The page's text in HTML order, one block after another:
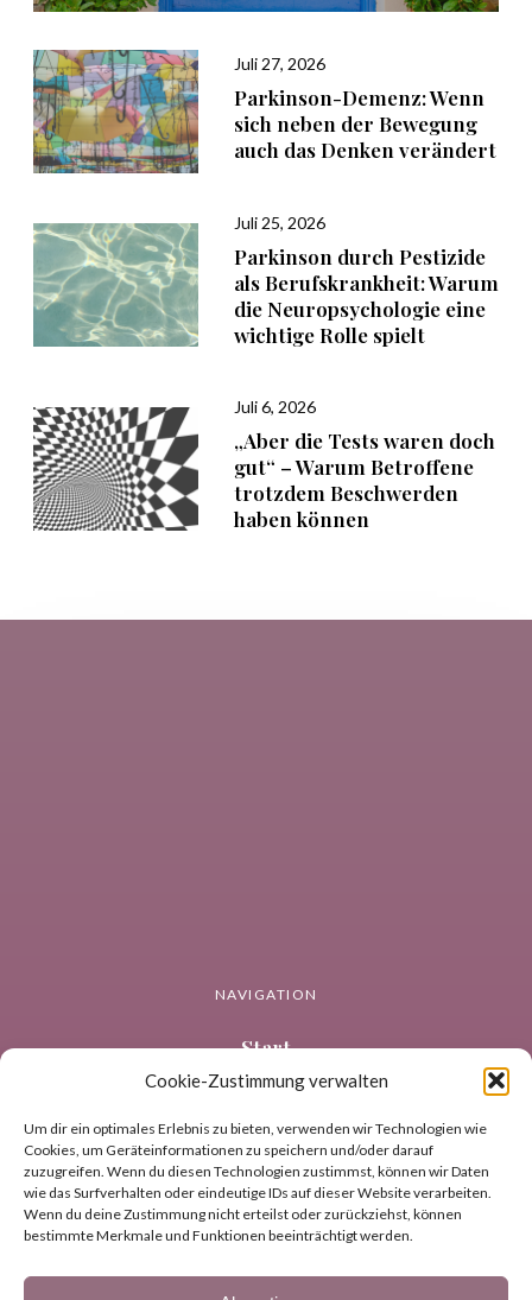
Cookie-Zustimmung verwalten
Um dir ein optimales Erlebnis zu bieten, verwenden wir Technologien wie
Cookies, um Geräteinformationen zu speichern und/oder darauf
zuzugreifen. Wenn du diesen Technologien zustimmst, können wir Daten
wie das Surfverhalten oder eindeutige IDs auf dieser Website verarbeiten.
Wenn du deine Zustimmung nicht erteilst oder zurückziehst, können
bestimmte Merkmale und Funktionen beeinträchtigt werden.
Juli 27, 2026
Parkinson-Demenz: Wenn
sich neben der Bewegung
auch das Denken verändert
Juli 25, 2026
Parkinson durch Pestizide
als Berufskrankheit: Warum
die Neuropsychologie eine
wichtige Rolle spielt
Juli 6, 2026
„Aber die Tests waren doch
gut“ – Warum Betroffene
trotzdem Beschwerden
haben können
NAVIGATION
Start
Neuropsychologie
Coaching
Über uns
Blog
Kontakt und Standorte